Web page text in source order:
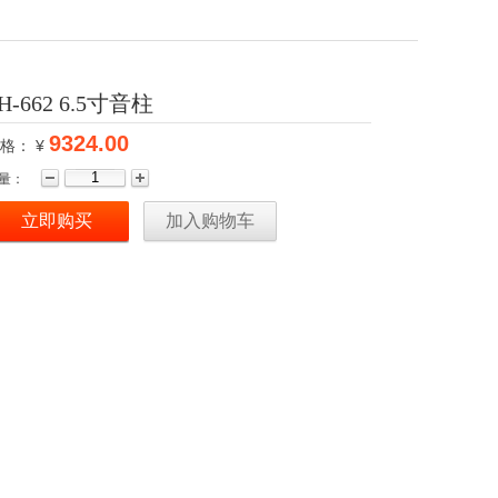
662 6.5寸音柱
： ¥ 9324.00
：
立即购买 加入购物车